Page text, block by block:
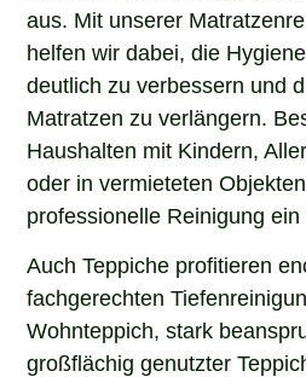
aus. Mit unserer
helfen wir dabei, die
deutlich zu verbessern und
Matratzen zu verlängern.
Haushalten mit Kindern,
oder in vermieteten
professionelle Reinigung ein
Auch Teppiche profitieren
fachgerechten
Wohnteppich, stark
großflächig genutzter